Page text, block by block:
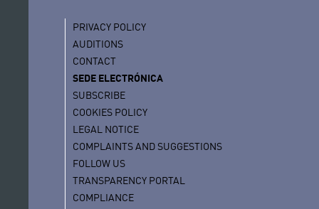
PRIVACY POLICY
AUDITIONS
CONTACT
SEDE ELECTRÓNICA
SUBSCRIBE
COOKIES POLICY
LEGAL NOTICE
COMPLAINTS AND SUGGESTIONS
FOLLOW US
TRANSPARENCY PORTAL
COMPLIANCE